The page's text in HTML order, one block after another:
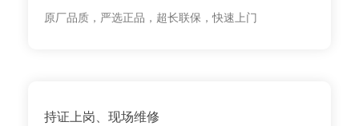
原厂品质，严选正品，超长联保，快速上门
持证上岗、现场维修